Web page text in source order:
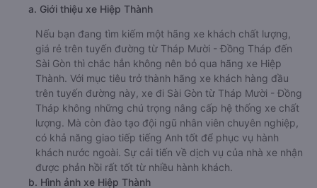
a. Giới thiệu xe Hiệp Thành
Nếu bạn đang tìm kiếm một hãng xe khách chất lượng,
giá rẻ trên tuyến đường từ Tháp Mười - Đồng Tháp đến
Sài Gòn thì chắc hẳn không nên bỏ qua hãng xe Hiệp
Thành. Với mục tiêu trở thành hãng xe khách hàng đầu
trên tuyến đường này, xe đi Sài Gòn từ Tháp Mười - Đồng
Tháp không những chú trọng nâng cấp hệ thống xe chất
lượng. Mà còn đào tạo đội ngũ nhân viên chuyên nghiệp,
có khả năng giao tiếp tiếng Anh tốt để phục vụ hành
khách nước ngoài. Sự cải tiến về dịch vụ của nhà xe nhận
được phản hồi rất tốt từ nhiều hành khách.
b. Hình ảnh xe Hiệp Thành